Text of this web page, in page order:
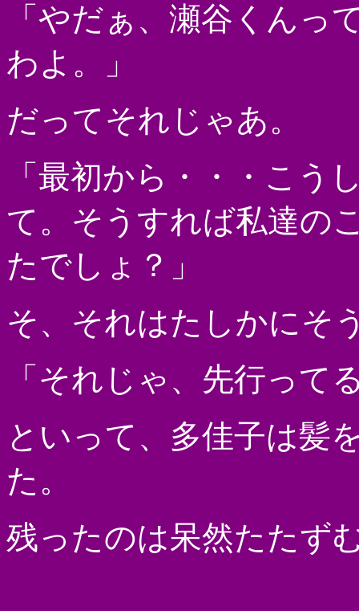
「やだぁ、瀬谷くんっ
わよ。」
だってそれじゃあ。
「最初から・・・こう
て。そうすれば私達の
たでしょ？」
そ、それはたしかにそ
「それじゃ、先行って
といって、多佳子は髪
た。
残ったのは呆然たたず